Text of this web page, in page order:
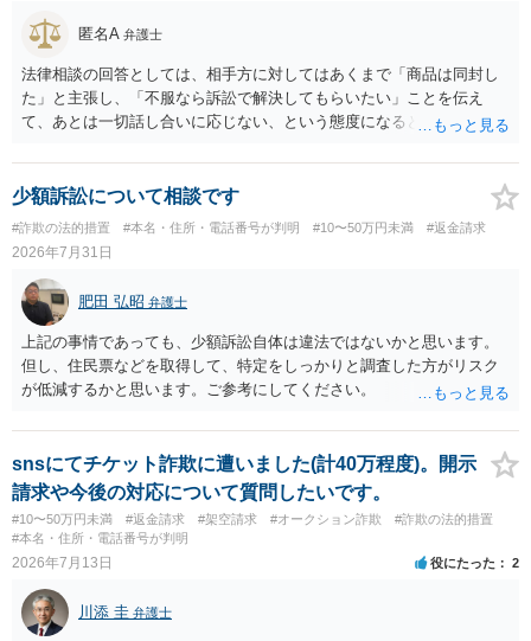
匿名A 弁護士
法律相談の回答としては、相手方に対してはあくまで「商品は同封し
た」と主張し、「不服なら訴訟で解決してもらいたい」ことを伝え
て、あとは一切話し合いに応じない、という態度になると思います。
可能性もありますが、「返金は絶対にしたくありません」ということ
であれば、徹底的に強気で対応することになるでしょう。
少額訴訟について相談です
#詐欺の法的措置 #本名・住所・電話番号が判明 #10〜50万円未満 #返金請求
2026年7月31日
肥田 弘昭 弁護士
上記の事情であっても、少額訴訟自体は違法ではないかと思います。
但し、住民票などを取得して、特定をしっかりと調査した方がリスク
が低減するかと思います。ご参考にしてください。
snsにてチケット詐欺に遭いました(計40万程度)。開示
請求や今後の対応について質問したいです。
#10〜50万円未満 #返金請求 #架空請求 #オークション詐欺
#詐欺の法的措置
#本名・住所・電話番号が判明
2026年7月13日 役にたった 2
川添 圭 弁護士